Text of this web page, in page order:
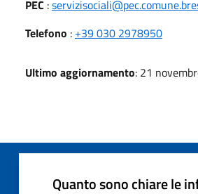
PEC :
Telefono : +39 030 2978950
Ultimo aggiornamento: 21
Quanto sono chiare le